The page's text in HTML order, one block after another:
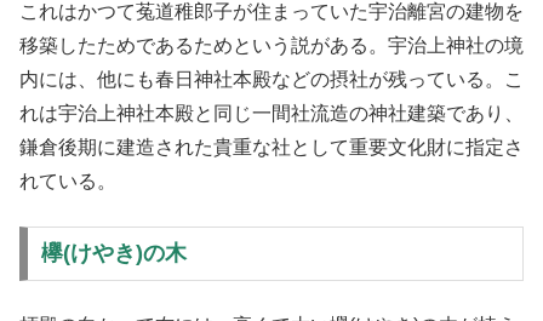
これはかつて菟道稚郎子が住まっていた宇治離宮の建物を
移築したためであるためという説がある。宇治上神社の境
内には、他にも春日神社本殿などの摂社が残っている。こ
れは宇治上神社本殿と同じ一間社流造の神社建築であり、
鎌倉後期に建造された貴重な社として重要文化財に指定さ
れている。
欅(けやき)の木